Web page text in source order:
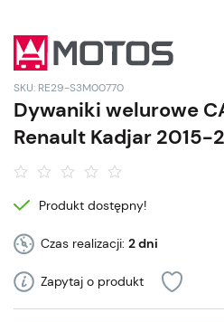
SKU: RE29-S3M00770
Dywaniki welurowe
Renault Kadjar 2015-
Produkt dostępny!
Czas realizacji: 2 dni
Zapytaj o produkt